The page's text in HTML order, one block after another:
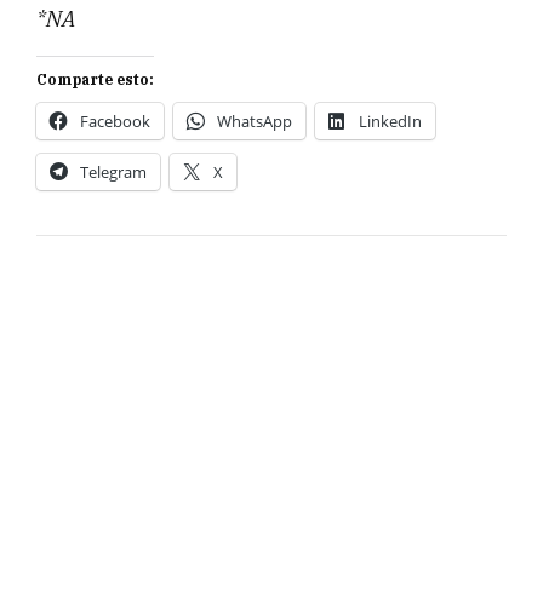
*NA
Comparte esto:
Facebook WhatsApp LinkedIn
Telegram X